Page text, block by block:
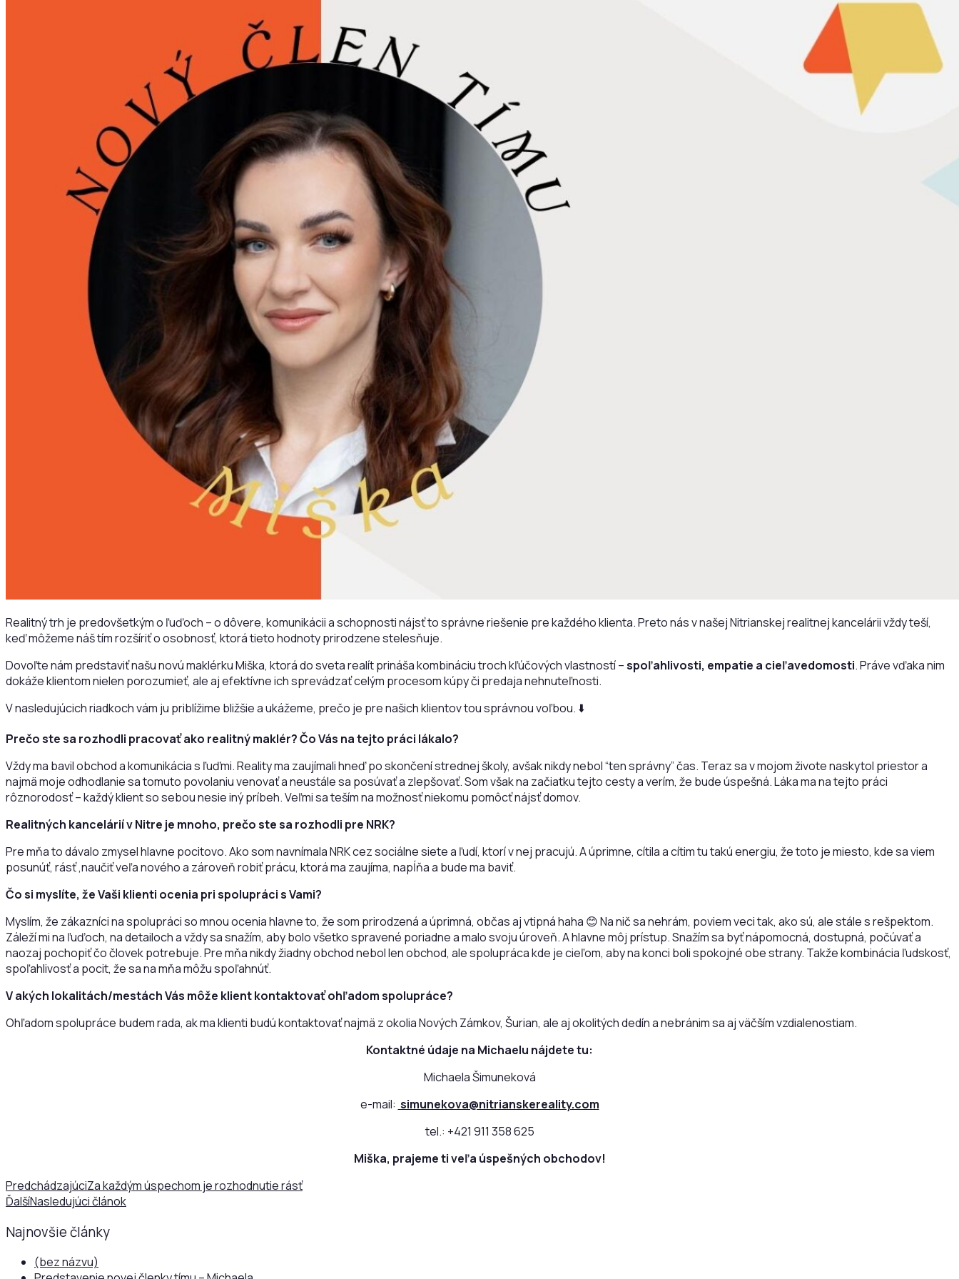
Realitný trh je predovšetkým o ľuďoch – o dôvere, komunikácii a schopnosti nájsť to správne riešenie pre každého klienta. Preto nás v našej Nitrianskej realitnej kancelárii vždy teší,
keď môžeme náš tím rozšíriť o osobnosť, ktorá tieto hodnoty prirodzene stelesňuje.
Dovoľte nám predstaviť našu novú maklérku Miška, ktorá do sveta realít prináša kombináciu troch kľúčových vlastností –spoľahlivosti, empatie a cieľavedomosti. Práve vďaka nim
dokáže klientom nielen porozumieť, ale aj efektívne ich sprevádzať celým procesom kúpy či predaja nehnuteľnosti.
V nasledujúcich riadkoch vám ju priblížime bližšie a ukážeme, prečo je pre našich klientov tou správnou voľbou. ⬇️
Prečo ste sa rozhodli pracovať ako realitný maklér? Čo Vás na tejto práci lákalo?
Vždy ma bavil obchod a komunikácia s ľuďmi. Reality ma zaujímali hneď po skončení strednej školy, avšak nikdy nebol “ten správny” čas. Teraz sa v mojom živote naskytol priestor a
najmä moje odhodlanie sa tomuto povolaniu venovať a neustále sa posúvať a zlepšovať. Som však na začiatku tejto cesty a verím, že bude úspešná. Láka ma na tejto práci
rôznorodosť – každý klient so sebou nesie iný príbeh. Veľmi sa teším na možnosť niekomu pomôcť nájsť domov.
Realitných kancelárií v Nitre je mnoho, prečo ste sa rozhodli pre NRK?
Pre mňa to dávalo zmysel hlavne pocitovo. Ako som navnímala NRK cez sociálne siete a ľudí, ktorí v nej pracujú. A úprimne, cítila a cítim tu takú energiu, že toto je miesto, kde sa viem
posunúť, rásť ,naučiť veľa nového a zároveň robiť prácu, ktorá ma zaujíma, napĺňa a bude ma baviť.
Čo si myslíte, že Vaši klienti ocenia pri spolupráci s Vami?
Myslím, že zákazníci na spolupráci so mnou ocenia hlavne to, že som prirodzená a úprimná, občas aj vtipná haha 😊 Na nič sa nehrám, poviem veci tak, ako sú, ale stále s rešpektom.
Záleží mi na ľuďoch, na detailoch a vždy sa snažím, aby bolo všetko spravené poriadne a malo svoju úroveň. A hlavne môj prístup. Snažím sa byť nápomocná, dostupná, počúvať a
naozaj pochopiť čo človek potrebuje. Pre mňa nikdy žiadny obchod nebol len obchod, ale spolupráca kde je cieľom, aby na konci boli spokojné obe strany. Takže kombinácia ľudskosť,
spoľahlivosť a pocit, že sa na mňa môžu spoľahnúť.
V akých lokalitách/mestách Vás môže klient kontaktovať ohľadom spolupráce?
Ohľadom spolupráce budem rada, ak ma klienti budú kontaktovať najmä z okolia Nových Zámkov, Šurian, ale aj okolitých dedín a nebránim sa aj väčším vzdialenostiam.
Kontaktné údaje na Michaelu nájdete tu:
Michaela Šimuneková
e-mail: simunekova@nitrianskereality.com
tel.: +421 911 358 625
Miška, prajeme ti veľa úspešných obchodov!
PredchádzajúciZa každým úspechom je rozhodnutie rásť
ĎalšíNasledujúci článok
Najnovšie články
(bez názvu)